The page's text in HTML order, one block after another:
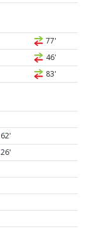
77'
46'
83'
62'
26'